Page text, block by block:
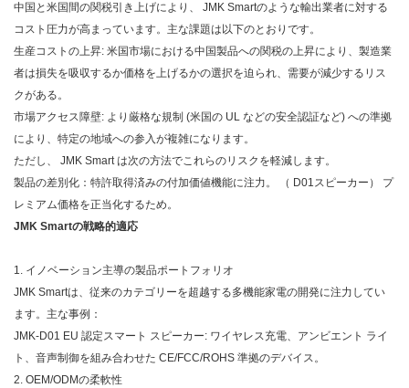
中国と米国間の関税引き上げにより、 JMK Smartのような輸出業者に対する
コスト圧力が高まっています。主な課題は以下のとおりです。
生産コストの上昇: 米国市場における中国製品への関税の上昇により、製造業
者は損失を吸収するか価格を上げるかの選択を迫られ、需要が減少するリス
クがある。
市場アクセス障壁: より厳格な規制 (米国の UL などの安全認証など) への準拠
により、特定の地域への参入が複雑になります。
ただし、 JMK Smart は次の方法でこれらのリスクを軽減します。
製品の差別化：特許取得済みの付加価値機能に注力。
（ D01スピーカー ） プ
レミアム価格を正当化するため。
JMK Smartの戦略的適応
1. イノベーション主導の製品ポートフォリオ​​
JMK Smartは、 従来のカテゴリーを超越する多機能家電の開発に注力してい
ます。主な事例：
JMK-D01 EU 認定スマート スピーカー: ワイヤレス充電、アンビエント ライ
ト、音声制御を組み合わせた CE/FCC/ROHS 準拠のデバイス。
2. OEM/ODMの柔軟性​​